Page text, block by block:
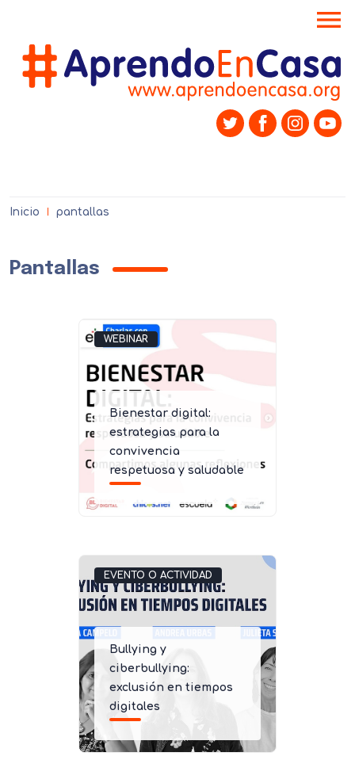
menu
Inicio pantallas
Pantallas
WEBINAR
Bienestar digital:
estrategias para la
convivencia
respetuosa y saludable
EVENTO O ACTIVIDAD
Bullying y
ciberbullying:
exclusión en tiempos
digitales